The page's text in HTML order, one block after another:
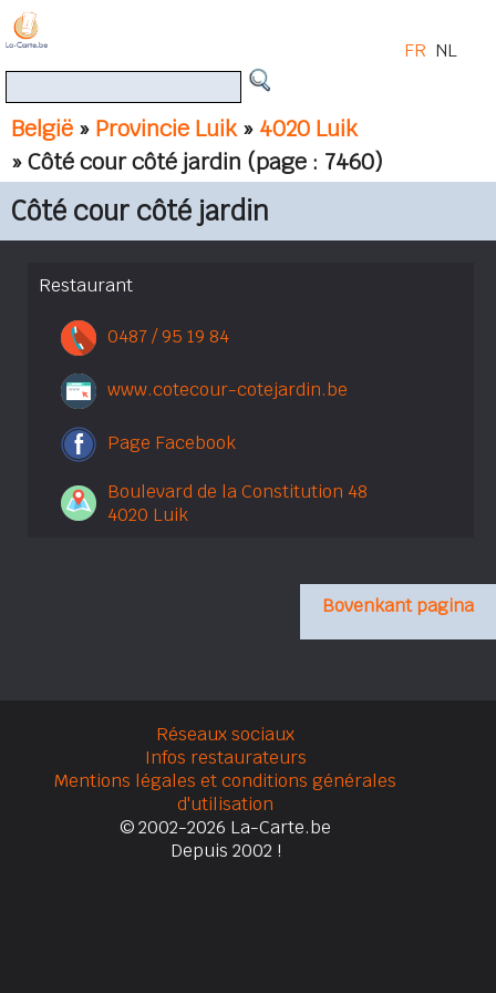
België » Provincie Luik» 4020 Luik
» Côté cour côté jardin (page : 7460)
FR NL
Côté cour côté jardin
Restaurant
0487 / 95 19 84
www.cotecour-cotejardin.be
Page Facebook
Boulevard de la Constitution 48
4020 Luik
Bovenkant pagina
Réseaux sociaux
Infos restaurateurs
Mentions légales et conditions générales
d'utilisation
© 2002-2026 La-Carte.be
Depuis 2002 !